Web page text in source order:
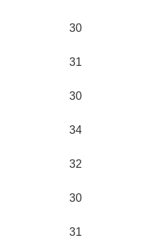
30
31
30
34
32
30
31